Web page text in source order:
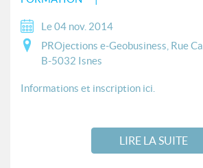
Le 04 nov. 2014
PROjections e-Geobusiness, Rue
B-5032 Isnes
Informations et inscription ici.
LIRE LA SUITE